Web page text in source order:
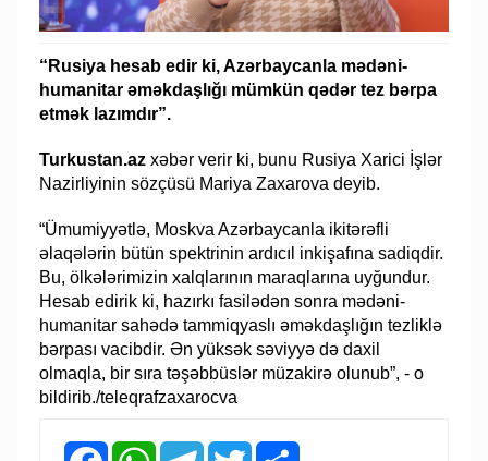
“Rusiya hesab edir ki, Azərbaycanla mədəni-
humanitar əməkdaşlığı mümkün qədər tez bərpa
etmək lazımdır”.
Turkustan.azxəbər verir ki, bunu Rusiya Xarici İşlər
Nazirliyinin sözçüsü Mariya Zaxarova deyib.
“Ümumiyyətlə, Moskva Azərbaycanla ikitərəfli
əlaqələrin bütün spektrinin ardıcıl inkişafına sadiqdir.
Bu, ölkələrimizin xalqlarının maraqlarına uyğundur.
Hesab edirik ki, hazırkı fasilədən sonra mədəni-
humanitar sahədə tammiqyaslı əməkdaşlığın tezliklə
bərpası vacibdir. Ən yüksək səviyyə də daxil
olmaqla, bir sıra təşəbbüslər müzakirə olunub”, - o
bildirib./teleqrafzaxarocva
FacebookWhatsAppTelegramTwitter